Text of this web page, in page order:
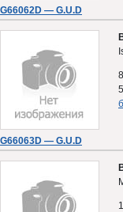
G66062D — G.U.D
G66063D — G.U.D